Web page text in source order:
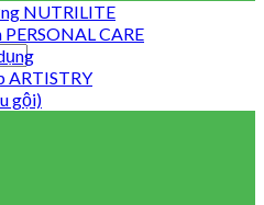
NUTRILITE
PERSONAL CARE
ARTISTRY
gội)